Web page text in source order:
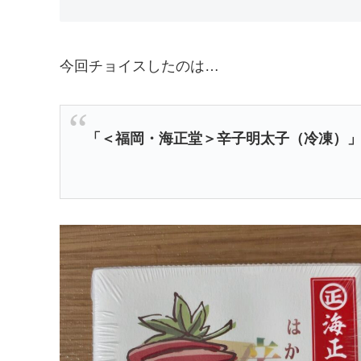
今回チョイスしたのは…
「＜福岡・海正堂＞辛子明太子（冷凍）